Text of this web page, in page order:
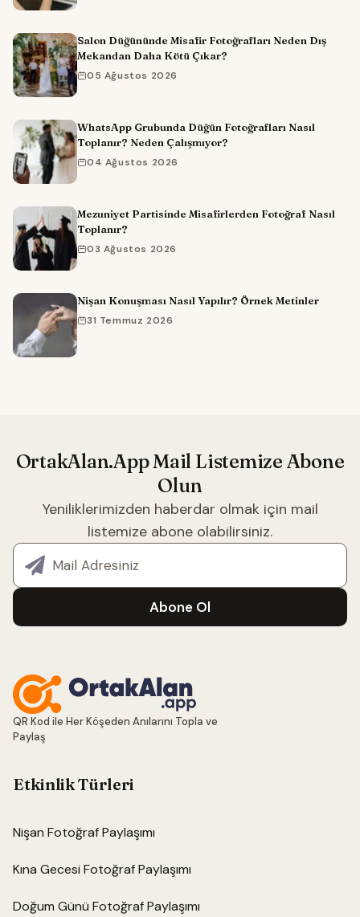
Salon Düğününde Misafir Fotoğrafları Neden Dış
Mekandan Daha Kötü Çıkar?
05 Ağustos 2026
WhatsApp Grubunda Düğün Fotoğrafları Nasıl
Toplanır? Neden Çalışmıyor?
04 Ağustos 2026
Mezuniyet Partisinde Misafirlerden Fotoğraf Nasıl
Toplanır?
03 Ağustos 2026
Nişan Konuşması Nasıl Yapılır? Örnek Metinler
31 Temmuz 2026
OrtakAlan.App Mail Listemize Abone
Olun
Yeniliklerimizden haberdar olmak için mail
listemize abone olabilirsiniz.
E-posta adresiniz
Abone Ol
QR Kod ile Her Köşeden Anılarını Topla ve
Paylaş
Etkinlik Türleri
Nişan Fotoğraf Paylaşımı
Kına Gecesi Fotoğraf Paylaşımı
Doğum Günü Fotoğraf Paylaşımı